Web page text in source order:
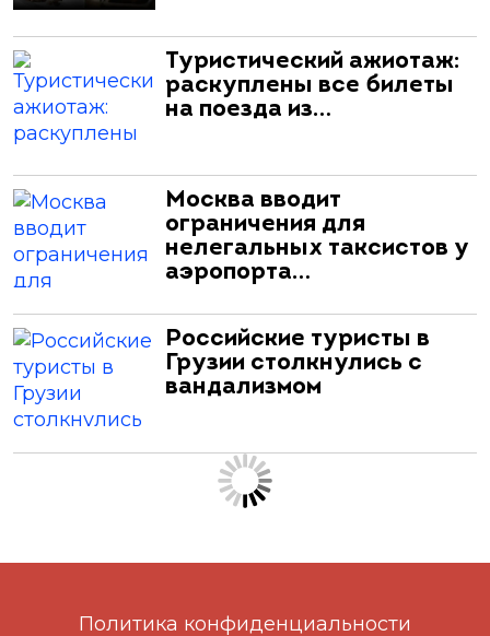
Туристический ажиотаж:
раскуплены все билеты
на поезда из…
Москва вводит
ограничения для
нелегальных таксистов у
аэропорта…
Российские туристы в
Грузии столкнулись с
вандализмом
Политика конфиденциальности